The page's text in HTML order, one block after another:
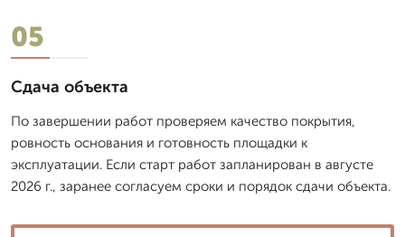
05
Сдача объекта
По завершении работ проверяем качество покрытия,
ровность основания и готовность площадки к
эксплуатации. Если старт работ запланирован в августе
2026 г., заранее согласуем сроки и порядок сдачи объекта.